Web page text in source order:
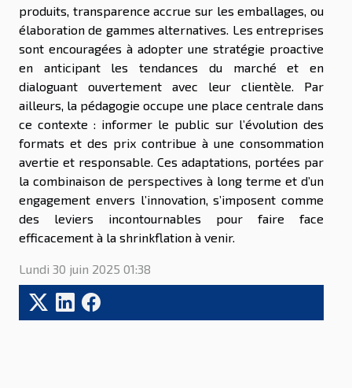
produits, transparence accrue sur les emballages, ou
élaboration de gammes alternatives. Les entreprises
sont encouragées à adopter une stratégie proactive
en anticipant les tendances du marché et en
dialoguant ouvertement avec leur clientèle. Par
ailleurs, la pédagogie occupe une place centrale dans
ce contexte : informer le public sur l’évolution des
formats et des prix contribue à une consommation
avertie et responsable. Ces adaptations, portées par
la combinaison de perspectives à long terme et d’un
engagement envers l’innovation, s’imposent comme
des leviers incontournables pour faire face
efficacement à la shrinkflation à venir.
Lundi 30 juin 2025 01:38